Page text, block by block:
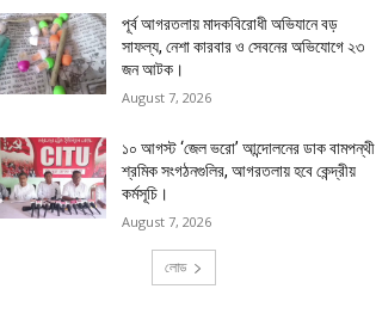
পূর্ব আগরতলায় মাদকবিরোধী অভিযানে বড়
সাফল্য, নেশা কারবার ও সেবনের অভিযোগে ২৩
জন আটক।
August 7, 2026
১০ আগস্ট ‘জেল ভরো’ আন্দোলনের ডাক বামপন্থী
শ্রমিক সংগঠনগুলির, আগরতলায় হবে কেন্দ্রীয়
কর্মসূচি।
August 7, 2026
লোড